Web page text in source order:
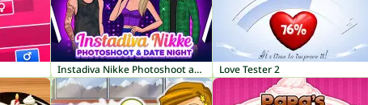
Instadiva Nikke Photoshoot and Date Night Love Tester 2